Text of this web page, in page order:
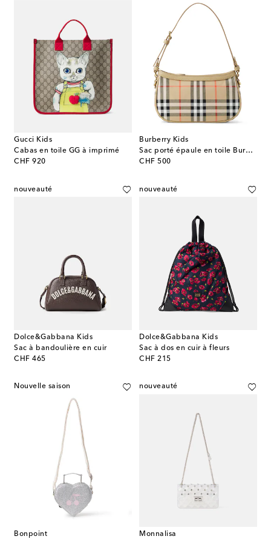
Gucci Kids
Cabas en toile GG à imprimé
CHF 920
original price
Burberry Kids
Sac porté épaule en toile Burberry Check
CHF 500
original price
nouveauté
Dolce&Gabbana Kids
Sac à bandoulière en cuir
CHF 465
original price
nouveauté
Dolce&Gabbana Kids
Sac à dos en cuir à fleurs
CHF 215
original price
Nouvelle saison
Bonpoint
nouveauté
Monnalisa